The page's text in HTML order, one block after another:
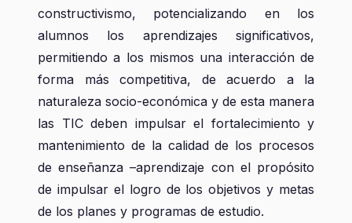
constructivismo, potencializando en los
alumnos los aprendizajes significativos,
permitiendo a los mismos una interacción de
forma más competitiva, de acuerdo a la
naturaleza socio-económica y de esta manera
las TIC deben impulsar el fortalecimiento y
mantenimiento de la calidad de los procesos
de enseñanza –aprendizaje con el propósito
de impulsar el logro de los objetivos y metas
de los planes y programas de estudio.